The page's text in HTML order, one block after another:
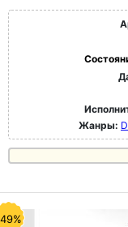
Жанры: